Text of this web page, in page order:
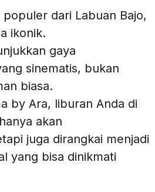
populer dari Labuan Bajo,
ikonik.
gaya
sinematis, bukan
biasa.
by Ara, liburan Anda di
akan
juga dirangkai menjadi
yang bisa dinikmati